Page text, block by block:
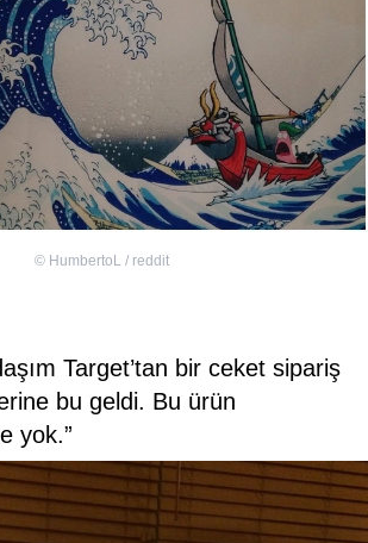
© HumbertoL / reddit
Target’tan bir ceket sipariş
bu geldi. Bu ürün
yok.”